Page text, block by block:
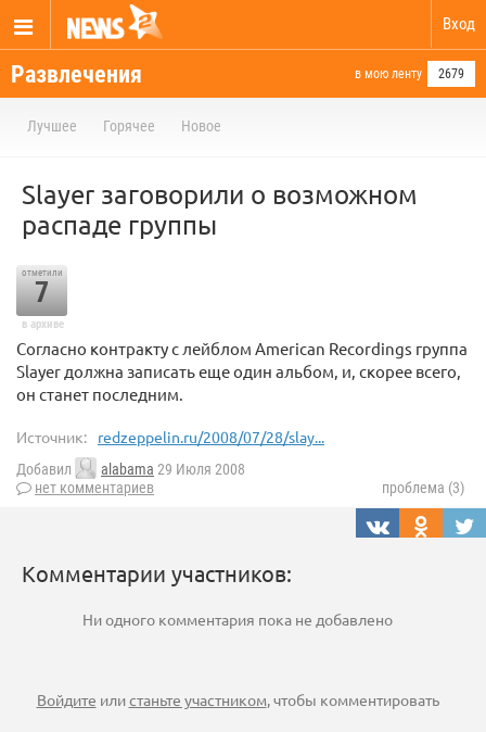
Вход
Развлечения в мою ленту 2679
Лучшее Горячее Новое
Slayer заговорили о возможном
распаде группы
отметили
7
в архиве
Согласно контракту с лейблом American Recordings группа
Slayer должна записать еще один альбом, и, скорее всего,
он станет последним.
Источник: redzeppelin.ru/2008/07/28/slay...
Добавил alabama 29 Июля 2008
нет комментариев
проблема (3)
Комментарии участников:
Ни одного комментария пока не добавлено
Войдите илистаньте участником, чтобы комментировать